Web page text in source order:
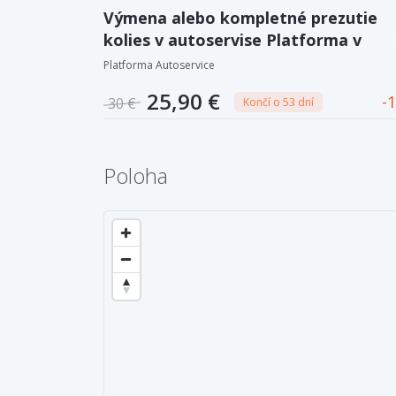
Výmena alebo kompletné prezutie
kolies v autoservise Platforma v
Ružinove
Platforma Autoservice
30 € 25,90 € Končí o 53 dní
Poloha